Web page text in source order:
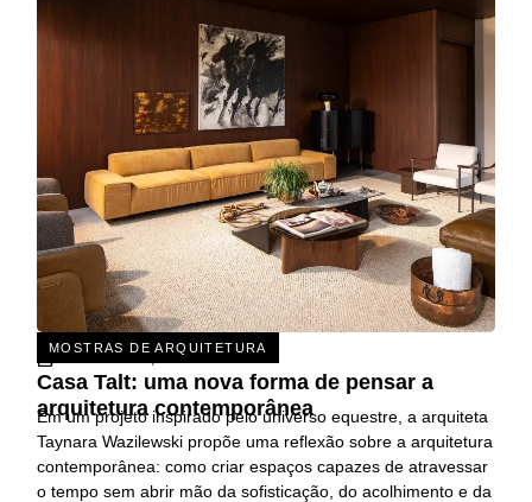
MOSTRAS DE ARQUITETURA
31 DE JULHO, 2026
Casa Talt: uma nova forma de pensar a
arquitetura contemporânea
Em um projeto inspirado pelo universo equestre, a arquiteta
Taynara Wazilewski propõe uma reflexão sobre a arquitetura
contemporânea: como criar espaços capazes de atravessar
o tempo sem abrir mão da sofisticação, do acolhimento e da